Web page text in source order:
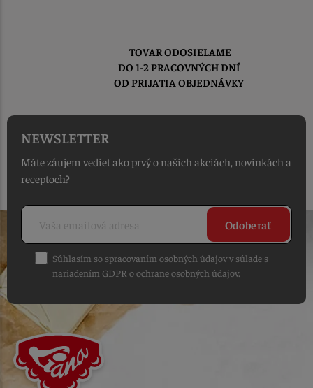
TOVAR ODOSIELAME
DO 1-2 PRACOVNÝCH DNÍ
OD PRIJATIA OBJEDNÁVKY
NEWSLETTER
Máte záujem vedieť ako prvý o našich akciách, novinkách a
receptoch?
Odoberať
Súhlasím so spracovaním osobných údajov v súlade s
nariadením GDPR o ochrane osobných údajov.